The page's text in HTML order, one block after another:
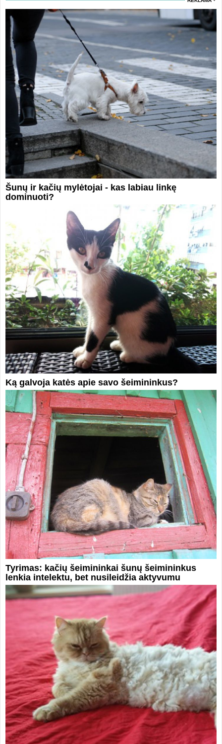
Šunų ir kačių mylėtojai - kas labiau linkę
dominuoti?
Ką galvoja katės apie savo šeimininkus?
Tyrimas: kačių šeimininkai šunų šeimininkus
lenkia intelektu, bet nusileidžia aktyvumu